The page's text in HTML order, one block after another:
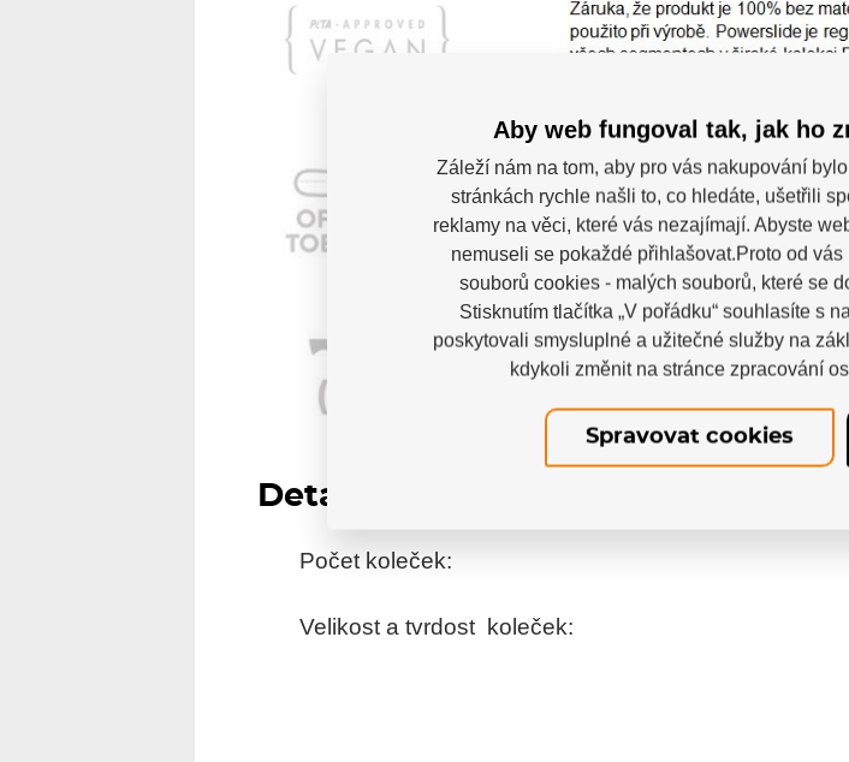
Detail:
Počet koleček:
Velikost a tvrdost koleček:
Aby web fungoval tak, jak ho
Záleží nám na tom, aby pro vás nakupování
stránkách rychle našli to, co hledáte, ušetřili
reklamy na věci, které vás nezajímají. Abyste
nemuseli se pokaždé přihlašovat.Proto od
souborů cookies - malých souborů, které se
Stisknutím tlačítka „V pořádku“ souhlasíte s
poskytovali smysluplné a užitečné služby na
kdykoli změnit na stránce zpracování
Spravovat cookies